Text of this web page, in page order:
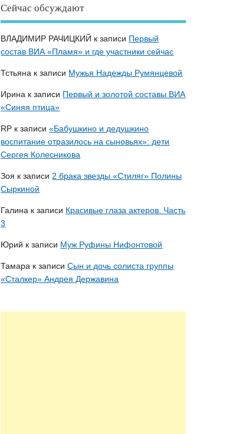
Сейчас обсуждают
ВЛАДИМИР РАЧИЦКИЙ к записи Первый
состав ВИА «Пламя» и где участники сейчас
Тстьяна к записи Мужья Надежды Румянцевой
Ирина к записи Первый и золотой составы ВИА
«Синяя птица»
RP к записи«Бабушкино и дедушкино
воспитание отразилось на сыновьях»: дети
Сергея Колесникова
Зоя к записи 2 брака звезды «Стиляг» Полины
Сыркиной
Галина к записи Красивые глаза актеров. Часть
3
Юрий к записи Муж Руфины Нифонтовой
Тамара к записиСын и дочь солиста группы
«Сталкер» Андрея Державина